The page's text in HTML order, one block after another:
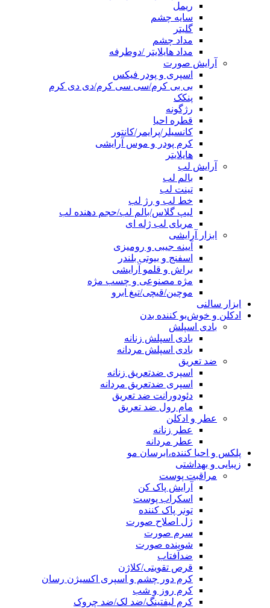
ریمل
سایه چشم
گلیتر
مداد چشم
مداد هایلایتر /دوطرفه
آرایش صورت
اسپری و پودر فیکس
بی بی کرم/سی سی کرم/دی دی کرم
پنکک
رژگونه
قطره احیا
کانسیلر/پرایمر/کانتور
کرم پودر و موس آرایشی
هایلایتر
آرایش لب
بالم لب
تینت لب
خط لب و رژ لب
لیپ گلاس/بالم لب/حجم دهنده لب
مربای لب ژله ای
ابزار آرایشی
آیینه جیبی و رومیزی
اسفنج و بیوتی بلندر
براش و قلمو آرایشی
مژه مصنوعی و چسب مژه
موچین/قیچی/تیغ ابرو
ابزار سالنی
ادکلن و خوش‌بو کننده بدن
بادی اسپلش
بادی اسپلش زنانه
بادی اسپلش مردانه
ضد تعریق
اسپری ضدتعریق زنانه
اسپری ضدتعریق مردانه
دئودورانت ضد تعریق
مام رول ضد تعریق
عطر و ادکلن
عطر زنانه
عطر مردانه
پلکس و احیا کننده،ابرسان مو
زیبایی و بهداشتی
مراقبت پوست
آرایش پاک کن
اسکراب پوست
تونر پاک کننده
ژل اصلاح صورت
سرم صورت
شوینده صورت
ضدآفتاب
قرص تقویتی/کلاژن
کرم دور چشم و اسپری اکسیژن رسان
کرم روز و شب
کرم لیفتینگ/ضد لک/ضد چروک